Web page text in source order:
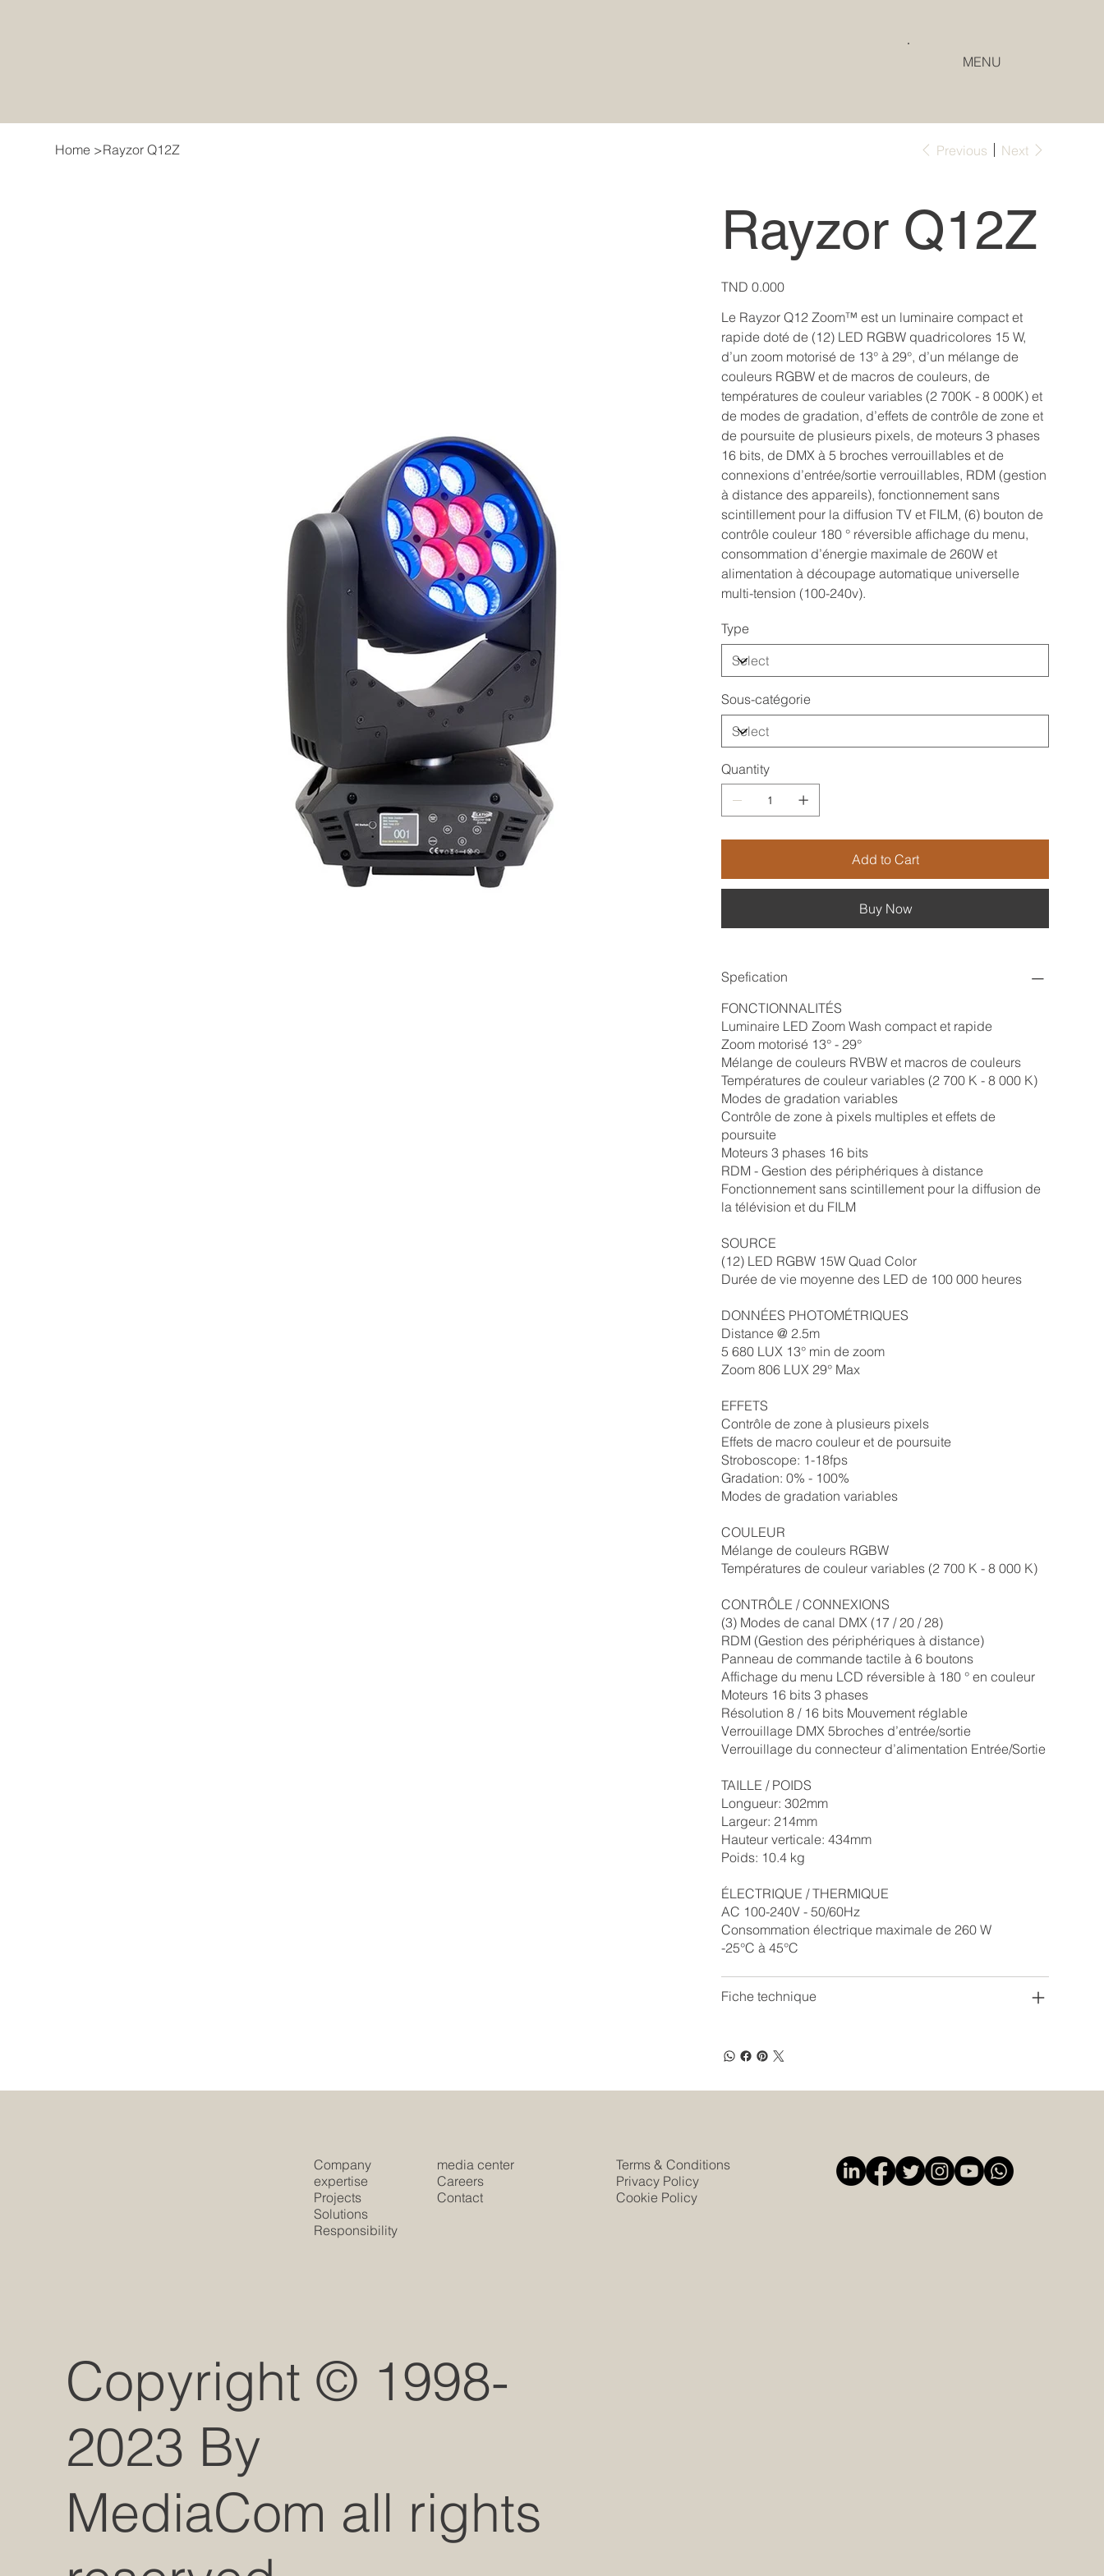
MENU
Home >Rayzor Q12Z Previous Next
Rayzor Q12Z
Price
TND 0.000
Le Rayzor Q12 Zoom™ est un luminaire compact et
rapide doté de (12) LED RGBW quadricolores 15 W,
d’un zoom motorisé de 13° à 29°, d’un mélange de
couleurs RGBW et de macros de couleurs, de
températures de couleur variables (2 700K - 8 000K) et
de modes de gradation, d’effets de contrôle de zone et
de poursuite de plusieurs pixels, de moteurs 3 phases
16 bits, de DMX à 5 broches verrouillables et de
connexions d’entrée/sortie verrouillables, RDM (gestion
à distance des appareils), fonctionnement sans
scintillement pour la diffusion TV et FILM, (6) bouton de
contrôle couleur 180 ° réversible affichage du menu,
consommation d’énergie maximale de 260W et
alimentation à découpage automatique universelle
multi-tension (100-240v).
Type
Sous-catégorie
Quantity
Add to Cart
Buy Now
Spefication
FONCTIONNALITÉS
Luminaire LED Zoom Wash compact et rapide
Zoom motorisé 13° - 29°
Mélange de couleurs RVBW et macros de couleurs
Températures de couleur variables (2 700 K - 8 000 K)
Modes de gradation variables
Contrôle de zone à pixels multiples et effets de
poursuite
Moteurs 3 phases 16 bits
RDM - Gestion des périphériques à distance
Fonctionnement sans scintillement pour la diffusion de
la télévision et du FILM
SOURCE
(12) LED RGBW 15W Quad Color
Durée de vie moyenne des LED de 100 000 heures
DONNÉES PHOTOMÉTRIQUES
Distance @ 2.5m
5 680 LUX 13° min de zoom
Zoom 806 LUX 29° Max
EFFETS
Contrôle de zone à plusieurs pixels
Effets de macro couleur et de poursuite
Stroboscope: 1-18fps
Gradation: 0% - 100%
Modes de gradation variables
COULEUR
Mélange de couleurs RGBW
Températures de couleur variables (2 700 K - 8 000 K)
CONTRÔLE / CONNEXIONS
(3) Modes de canal DMX (17 / 20 / 28)
RDM (Gestion des périphériques à distance)
Panneau de commande tactile à 6 boutons
Affichage du menu LCD réversible à 180 ° en couleur
Moteurs 16 bits 3 phases
Résolution 8 / 16 bits Mouvement réglable
Verrouillage DMX 5broches d’entrée/sortie
Verrouillage du connecteur d’alimentation Entrée/Sortie
TAILLE / POIDS
Longueur: 302mm
Largeur: 214mm
Hauteur verticale: 434mm
Poids: 10.4 kg
ÉLECTRIQUE / THERMIQUE
AC 100-240V - 50/60Hz
Consommation électrique maximale de 260 W
-25°C à 45°C
Fiche technique
Copyright © 1998-
2023 By
MediaCom all rights
Company
expertise
Projects
Solutions
Responsibility
media center
Careers
Contact
Terms & Conditions
Privacy Policy
Cookie Policy